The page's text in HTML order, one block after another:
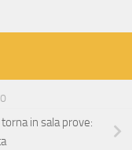
in sala prove: